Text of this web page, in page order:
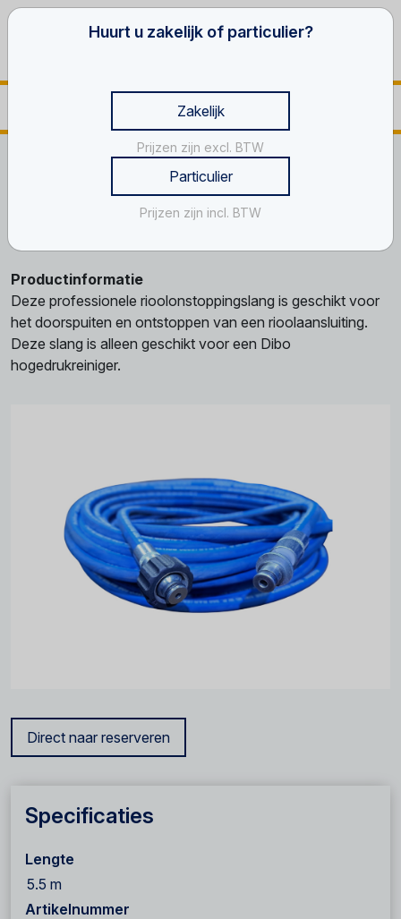
Ventilatie, reiniging en schoonmaak materialen
Rioolontstoppingslang
Rioolontstoppingslang
Productinformatie
Deze professionele rioolonstoppingslang is geschikt voor
het doorspuiten en ontstoppen van een rioolaansluiting.
Deze slang is alleen geschikt voor een Dibo
hogedrukreiniger.
Direct naar reserveren
Specificaties
Lengte
5.5 m
Artikelnummer
Huurt u zakelijk of particulier?
Zakelijk
Prijzen zijn excl. BTW
Particulier
Prijzen zijn incl. BTW